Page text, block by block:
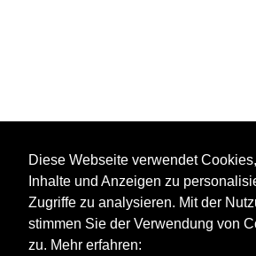
Diese Webseite verwendet
Inhalte und Anzeigen zu
Zugriffe zu analysieren. Mit der
stimmen Sie der Verwendung von
zu. Mehr erfahren: